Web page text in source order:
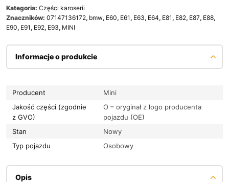
Kategoria: Części karoserii
Znaczników: 07147136172, bmw, E60, E61 , E63, E64, E81 , E82, E87, E88,
E90, E91 , E92, E93, MINI
Informacje o produkcie
Producent
Mini
Jakość części (zgodnie
z GVO)
O – oryginał z logo producenta
pojazdu (OE)
Stan
Nowy
Typ pojazdu
Osobowy
Opis